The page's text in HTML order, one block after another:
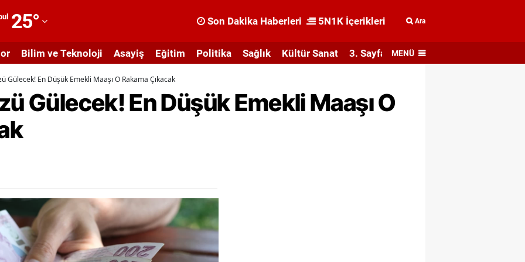
25° Son Dakika Haberleri 5N1K İçerikleri Ara
Bilim ve Teknoloji Asayiş Eğitim Politika Sağlık Kültür Sanat 3. Sayfa MENÜ
Gülecek! En Düşük Emekli Maaşı O Rakama Çıkacak
Gülecek! En Düşük Emekli Maaşı O